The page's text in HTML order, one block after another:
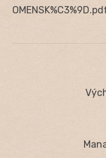
Navigácia
Next